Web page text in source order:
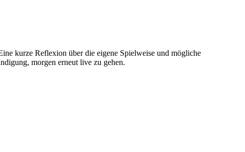
kurze Reflexion über die eigene Spielweise und mögliche
morgen erneut live zu gehen.